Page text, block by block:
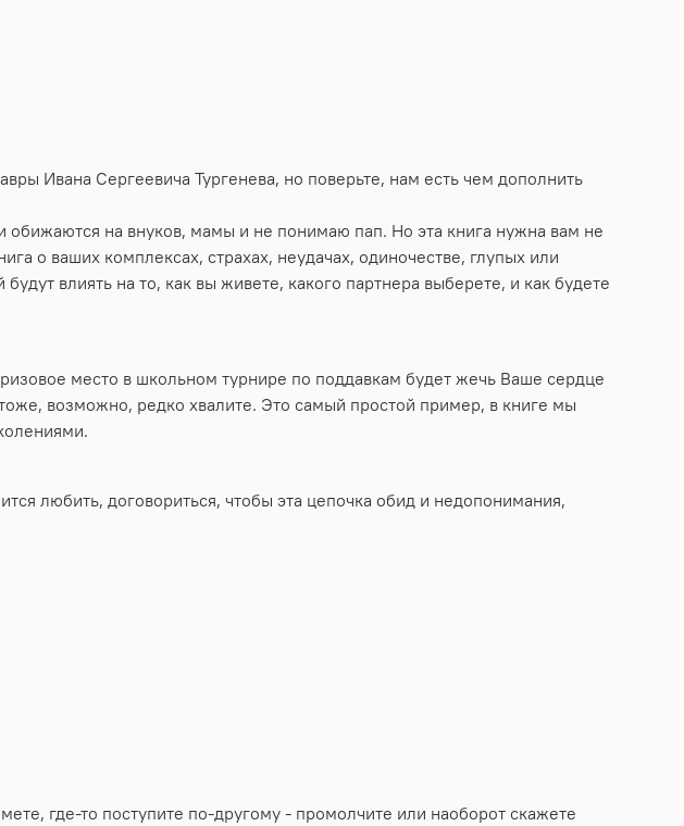
Ивана Сергеевича Тургенева, но поверьте, нам есть чем дополнить
на внуков, мамы и не понимаю пап. Но эта книга нужна вам не
о ваших комплексах, страхах, неудачах, одиночестве, глупых или
влиять на то, как вы живете, какого партнера выберете, и как будете
место в школьном турнире по поддавкам будет жечь Ваше сердце
возможно, редко хвалите. Это самый простой пример, в книге мы
любить, договориться, чтобы эта цепочка обид и недопонимания,
где-то поступите по-другому - промолчите или наоборот скажете